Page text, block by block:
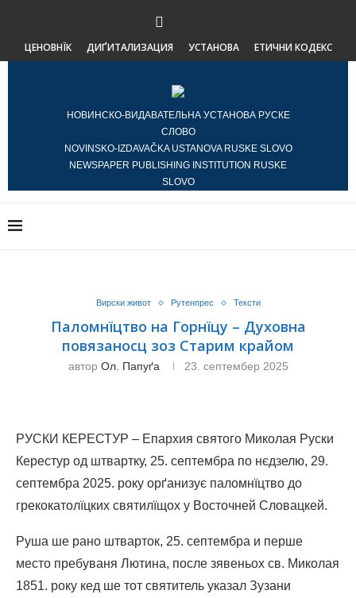
ЦЕНОВНЇК ДИҐИТАЛИЗАЦИЯ УСТАНОВА ЕТИЧНИ КОДЕКС
НОВИНСКО-ВИДАВАТЕЛЬНА УСТАНОВА РУСКЕ
СЛОВО
NOVINSKO-IZDAVAČKA USTANOVA RUSKE SLOVO
NEWSPAPER PUBLISHING INSTITUTION RUSKE
SLOVO
Вирски живот Рутенпрес Тексти
Паломнїцтво на Горнїцу – Духовна
повязаносц зоз Старим крайом
автор Ол. Папуґа 23. септембер 2025
РУСКИ КЕРЕСТУР – Епархия святого Миколая Руски
Керестур од штвартку, 25. септембра по нєдзелю, 29.
септембра 2025. року орґанизує паломнїцтво до
грекокатолїцких святилїщох у Восточней Словацкей.
Руша ше рано штварток, 25. септембра и перше
место пребуваня Лютина, после зявеньох св. Миколая
1851. року кед ше тот святитель указал Зузани